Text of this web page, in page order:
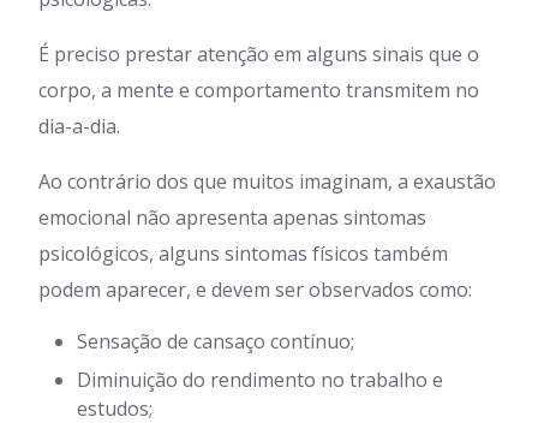
É preciso prestar atenção em alguns sinais que o
corpo, a mente e comportamento transmitem no
dia-a-dia.
Ao contrário dos que muitos imaginam, a exaustão
emocional não apresenta apenas sintomas
psicológicos, alguns sintomas físicos também
podem aparecer, e devem ser observados como:
Sensação de cansaço contínuo;
Diminuição do rendimento no trabalho e
estudos;